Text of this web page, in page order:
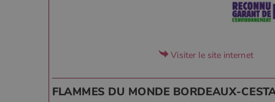
Visiter le site internet
FLAMMES DU MONDE BORDEAUX-